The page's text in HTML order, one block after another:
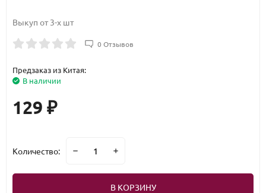
Выкуп от 3-х шт
0 Отзывов
Предзаказ из Китая:
В наличии
129 ₽
Количество:
В КОРЗИНУ